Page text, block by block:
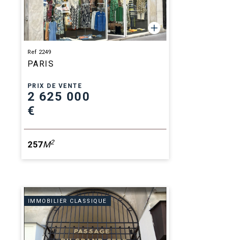
Ref 2249
PARIS
PRIX DE VENTE
2 625 000
€
257M2
IMMOBILIER CLASSIQUE